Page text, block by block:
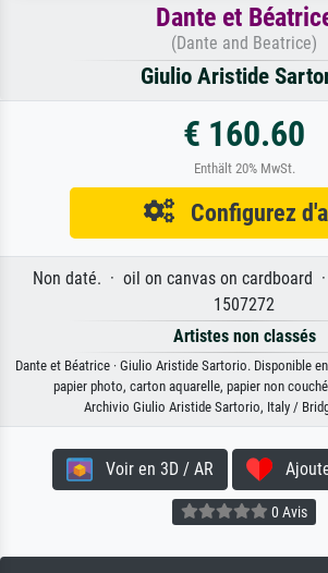
Dante et
(Dante and Beatrice)
Giulio Aristide
€ 160.60
Enthält 20% MwSt.
Configurez
Non daté. · oil on canvas on cardboard
1507272
Artistes non classés
Dante et Béatrice · Giulio Aristide Sartorio. Disponible
papier photo, carton aquarelle, papier non
Archivio Giulio Aristide Sartorio, Italy /
Voir en 3D / AR
0 Avis